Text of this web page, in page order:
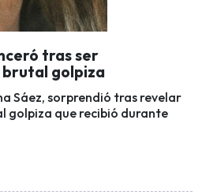
tras ser
golpiza
Sáez, sorprendió tras revelar
golpiza que recibió durante